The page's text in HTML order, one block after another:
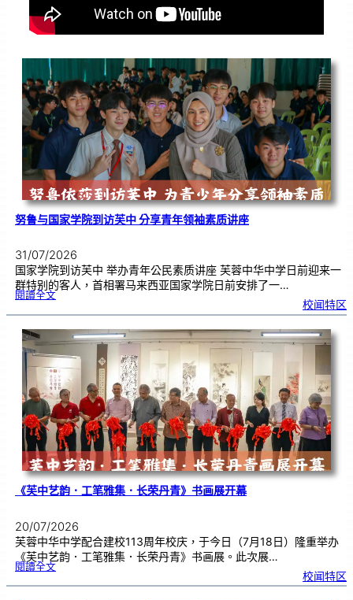
努鲁与国家学院到访芙中 分享青年领袖素质讲座
31/07/2026
国家学院到访芙中 举办青年公民素质讲座 芙蓉中华中学日前迎来一
群特别的客人，首相署马来西亚国家学院日前安排了一…
閱讀全文:努
国
学
院
到
访
中
分
享
青
年
领
袖
素
质
讲
座
校闻特区
《芙中艺韵．工笔雅集．长荣丹青》书画展开幕
20/07/2026
芙蓉中华中学配合建校113周年校庆，于今日（7月18日）隆重举办
《芙中艺韵．工笔雅集．长荣丹青》书画展。此次展…
閱讀全文:《
艺
校闻特区